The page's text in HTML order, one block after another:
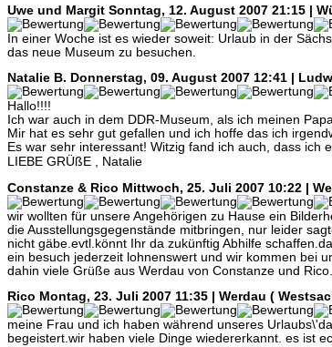
Uwe und Margit Sonntag, 12. August 2007 21:15 |
In einer Woche ist es wieder soweit: Urlaub in der
das neue Museum zu besuchen.
Natalie B. Donnerstag, 09. August 2007 12:41 |
Hallo!!!!
Ich war auch in dem DDR-Museum, als ich meinen
Mir hat es sehr gut gefallen und ich hoffe das ich
Es war sehr interessant! Witzig fand ich auch, dass ich
LIEBE GRÜßE , Natalie
Constanze & Rico Mittwoch, 25. Juli 2007 10:22 |
wir wollten für unsere Angehörigen zu Hause ein
die Ausstellungsgegenstände mitbringen, nur leider
nicht gäbe.evtl.könnt Ihr da zukünftig Abhilfe
ein besuch jederzeit lohnenswert und wir kommen bei
dahin viele Grüße aus Werdau von Constanze und Rico.
Rico Montag, 23. Juli 2007 11:35 | Werdau (
meine Frau und ich haben während unseres
begeistert.wir haben viele Dinge wiedererkannt. es ist